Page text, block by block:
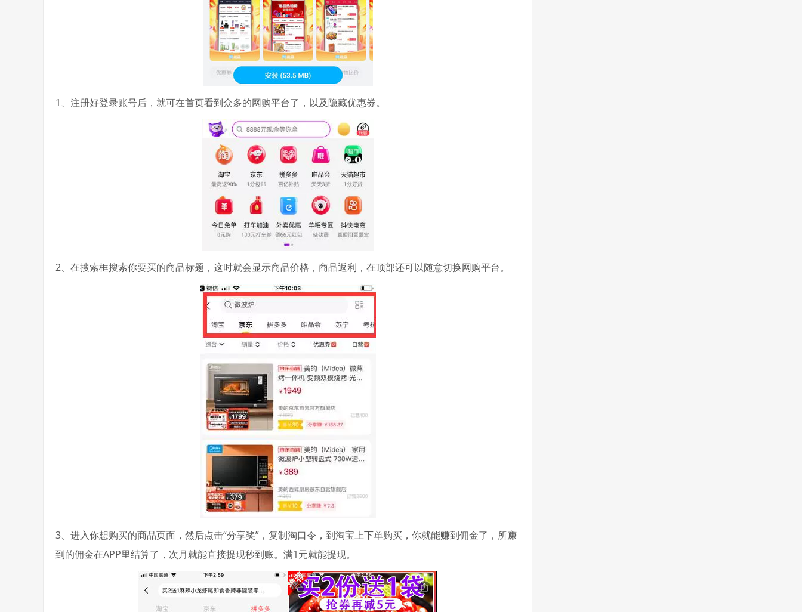
1、注册好登录账号后，就可在首页看到众多的网购平台了，以及隐藏优惠券。
2、在搜索框搜索你要买的商品标题，这时就会显示商品价格，商品返利，在顶部还可以随意切换网购平台。
3、进入你想购买的商品页面，然后点击“分享奖”，复制淘口令，到淘宝上下单购买，你就能赚到佣金了，所赚
到的佣金在APP里结算了，次月就能直接提现秒到账。满1元就能提现。